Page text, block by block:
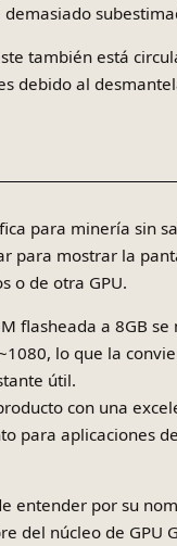
demasiado
también está
debido al
para minería sin
para mostrar la
o de otra GPU.
flasheada a 8GB
lo que la
útil.
con una
para aplicaciones
entender por su
del núcleo de GPU